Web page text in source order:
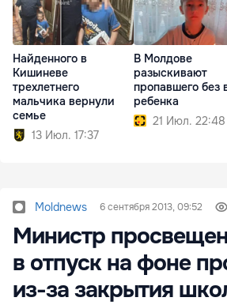
Найденного в
Кишиневе
трехлетнего
мальчика вернули
семье
13 Июл. 17:37
В Молдове
разыскивают
пропавшего без
ребенка
21 Июл. 22:48
Moldnews 6 сентября 2013, 09:52
Министр
в отпуск на фоне
из-за закрытия